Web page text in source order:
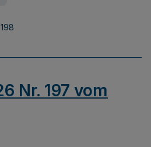
198
Nr. 197 vom